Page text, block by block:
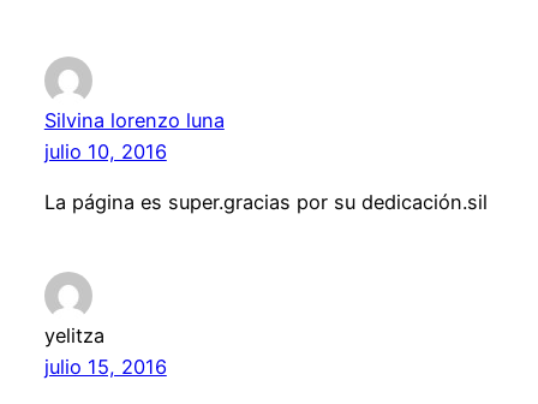
Silvina lorenzo luna
julio 10, 2016
La página es super.gracias por su dedicación.sil
yelitza
julio 15, 2016